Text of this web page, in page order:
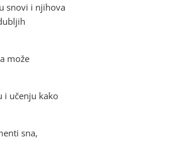
snovi i njihova
može
i učenju kako
sna,